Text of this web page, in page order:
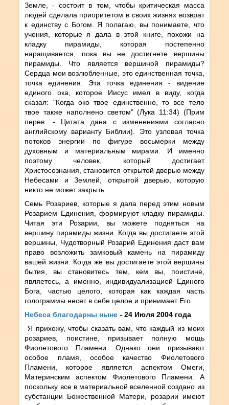
Земле, - состоит в том, чтобы критическая масса
людей сделала приоритетом в своих жизнях возврат
к единству с Богом. Я полагаю, вы понимаете, что
учения, которые я дала в этой книге, похожи на
кладку пирамиды, которая постепенно
наращивается, пока вы не достигнете вершины
пирамиды. Что является вершиной пирамиды?
Сердца мои возлюбленные, это единственная точка,
точка единения. Эта точка единения - видение
единого ока, которое Иисус имел в виду, когда
сказал: "Когда око твое единственно, то все тело
твое также наполнено светом" (Лука 11:34) (Прим
перев. - Цитата дана с изменениями согласно
английскому варианту Библии). Это узловая точка
потоков энергии по фигуре восьмерки между
духовным и материальным мирами. И именно
поэтому человек, который достигает
Христосознания, становится открытой дверью между
Небесами и Землей, открытой дверью, которую
никто не может закрыть.
Семь Розариев, которые я дала перед этим новым
Розарием Единения, формируют кладку пирамиды.
Читая эти Розарии, вы можете подняться на
вершину пирамиды жизни. Когда вы достигаете этой
вершины, Чудотворный Розарий Единения даст вам
право возложить замковый камень на пирамиду
вашей жизни. Когда же вы достигаете этой вершины
бытия, вы становитесь тем, кем вы, поистине,
являетесь, а именно, индивидуализацией Единого
Бога, частью целого, которая как каждая часть
голограммы несет в себе целое и принимает Его.
Небеса благодарны ныне - 24 Июля 2004 года
Я прихожу, чтобы сказать вам, что каждый из моих
розариев, поистине, призывает полную мощь
Фиолетового Пламени. Однако они призывают
особое пламя, особое качество Фиолетового
Пламени, которое является аспектом Омеги,
Материнским аспектом Фиолетового Пламени. А
поскольку все в материальной вселенной создано из
субстанции Божественной Матери, розарии имеют